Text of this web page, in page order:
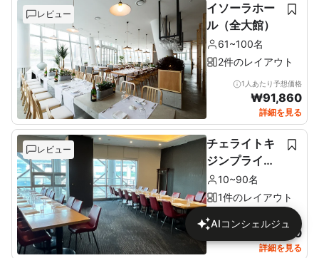
レビュー
イソーラホー
ル（全大館）
61~100名
2件のレイアウト
1人あたり予想価格
₩91,860
詳細を見る
レビュー
チェライトキ
ジンプライベ
ートルーム（2
階）
10~90名
1件のレイアウト
1人あたり予想価格
76,680
詳細を見る
AIコンシェルジュ